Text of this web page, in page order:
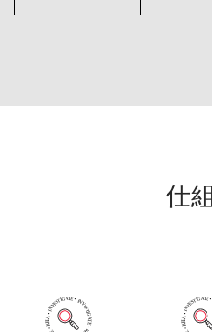
仕